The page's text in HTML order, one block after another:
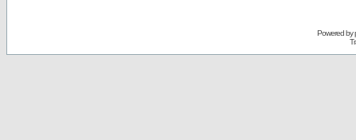
Powered by